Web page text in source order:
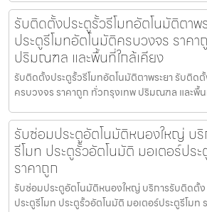
รับติดตั้งประตูรั้วรีโมทอัตโนมัติตา
ประตูรีโมทอัตโนมัติครบวงจร ราค
ปริมณฑล และพื้นที่ใกล้เคียง
รับติดตั้งประตูรั้วรีโมทอัตโนมัติตาพระยา รับติด
ครบวงจร ราคาถูก ทั่วกรุงเทพ ปริมณฑล และพื้
รับซ่อมประตูอัตโนมัติหนองใหญ่ บ
รีโมท ประตูรั้วอัตโนมัติ มอเตอร์ปร
ราคาถูก
รับซ่อมประตูอัตโนมัติหนองใหญ่ บริการรับติดตั้ง
ประตูรีโมท ประตูรั้วอัตโนมัติ มอเตอร์ประตูรีโมท